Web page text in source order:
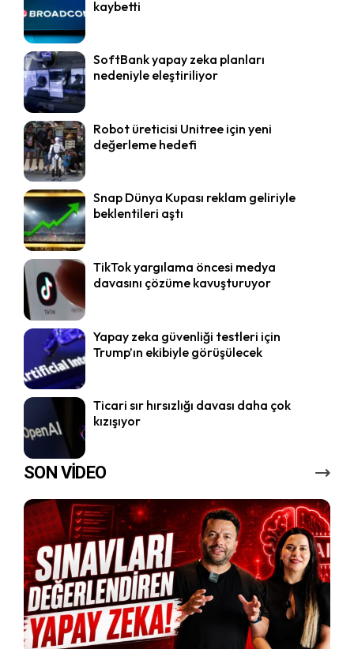
kaybetti
SoftBank yapay zeka planları
nedeniyle eleştiriliyor
Robot üreticisi Unitree için yeni
değerleme hedefi
Snap Dünya Kupası reklam geliriyle
beklentileri aştı
TikTok yargılama öncesi medya
davasını çözüme kavuşturuyor
Yapay zeka güvenliği testleri için
Trump’ın ekibiyle görüşülecek
Ticari sır hırsızlığı davası daha çok
kızışıyor
SON VİDEO